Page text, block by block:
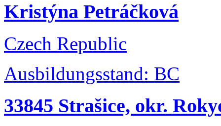
Kristýna Petráčková
Czech Republic
Ausbildungsstand: BC
33845 Strašice, okr.